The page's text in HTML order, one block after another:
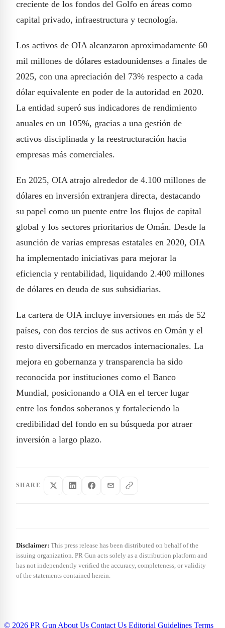
creciente de los fondos del Golfo en áreas como
capital privado, infraestructura y tecnología.
Los activos de OIA alcanzaron aproximadamente 60
mil millones de dólares estadounidenses a finales de
2025, con una apreciación del 73% respecto a cada
dólar equivalente en poder de la autoridad en 2020.
La entidad superó sus indicadores de rendimiento
anuales en un 105%, gracias a una gestión de
activos disciplinada y la reestructuración hacia
empresas más comerciales.
En 2025, OIA atrajo alrededor de 4.100 millones de
dólares en inversión extranjera directa, destacando
su papel como un puente entre los flujos de capital
global y los sectores prioritarios de Omán. Desde la
asunción de varias empresas estatales en 2020, OIA
ha implementado iniciativas para mejorar la
eficiencia y rentabilidad, liquidando 2.400 millones
de dólares en deuda de sus subsidiarias.
La cartera de OIA incluye inversiones en más de 52
países, con dos tercios de sus activos en Omán y el
resto diversificado en mercados internacionales. La
mejora en gobernanza y transparencia ha sido
reconocida por instituciones como el Banco
Mundial, posicionando a OIA en el tercer lugar
entre los fondos soberanos y fortaleciendo la
credibilidad del fondo en su búsqueda por atraer
inversión a largo plazo.
SHARE
Disclaimer: This press release has been distributed on behalf of the
issuing organization. PR Gun acts solely as a distribution platform and
has not independently verified the accuracy, completeness, or validity
of the statements contained herein.
© 2026 PR Gun About Us Contact Us Editorial Guidelines Terms